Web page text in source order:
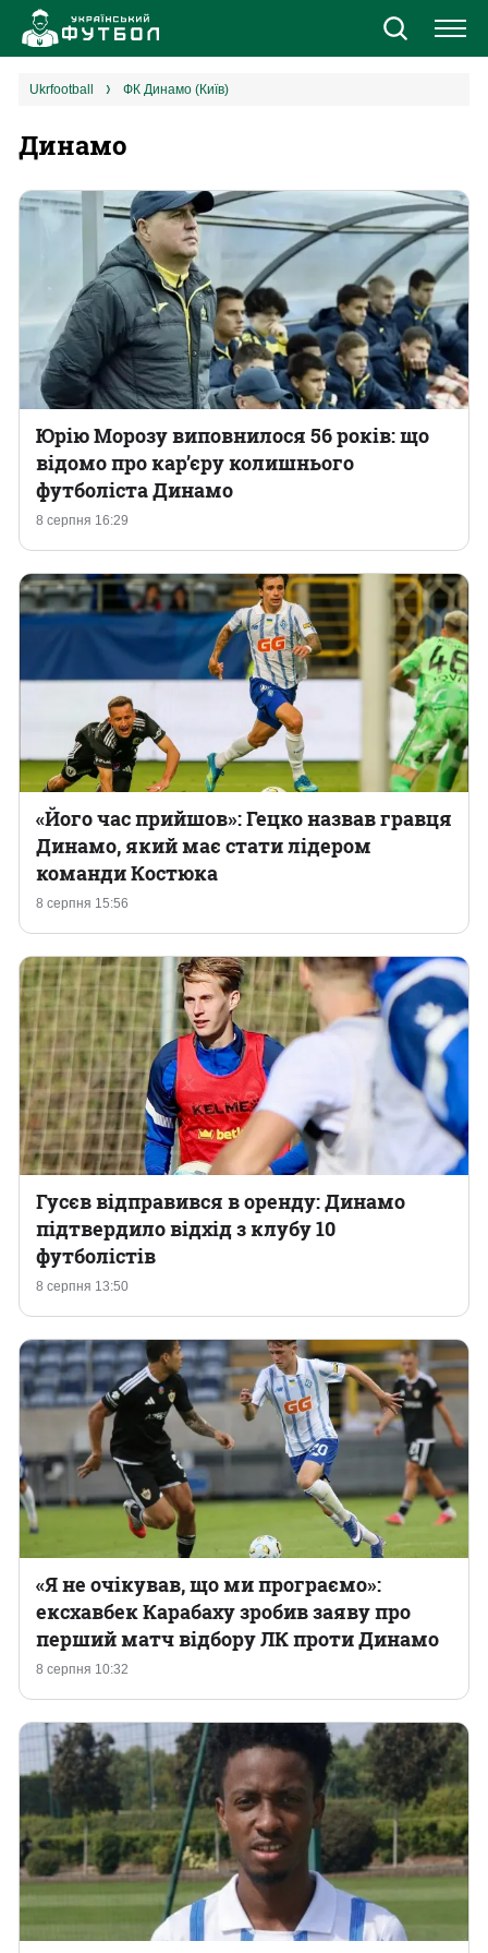
Новини
Єврокубки
1 ліга
2 ліга
Букмекери
ukrfootball ФК Динамо (Київ)
Динамо
8 серпня 16:29
Юрію Морозу виповнилося 56 років: що
відомо про кар’єру колишнього
футболіста Динамо
8 серпня 15:56
«Його час прийшов»: Гецко назвав гравця
Динамо, який має стати лідером
команди Костюка
8 серпня 13:50
Гусєв відправився в оренду: Динамо
підтвердило відхід з клубу 10
футболістів
8 серпня 10:32
«Я не очікував, що ми програємо»:
ексхавбек Карабаху зробив заяву про
перший матч відбору ЛК проти Динамо